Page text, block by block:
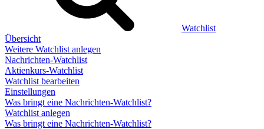
Watchlist
Übersicht
Weitere Watchlist anlegen
Nachrichten-Watchlist
Aktienkurs-Watchlist
Watchlist bearbeiten
Einstellungen
Was bringt eine Nachrichten-Watchlist?
Watchlist anlegen
Was bringt eine Nachrichten-Watchlist?